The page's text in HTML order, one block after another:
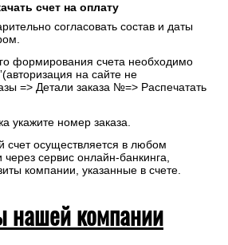
счет на оплату
согласовать состав и даты
формирования счета необходимо
на сайте не
=> Детали заказа №=> Распечатать
укажите номер заказа.
счет осуществляется в любом
сервис онлайн-банкинга,
компании, указанные в счете.
нашей компании